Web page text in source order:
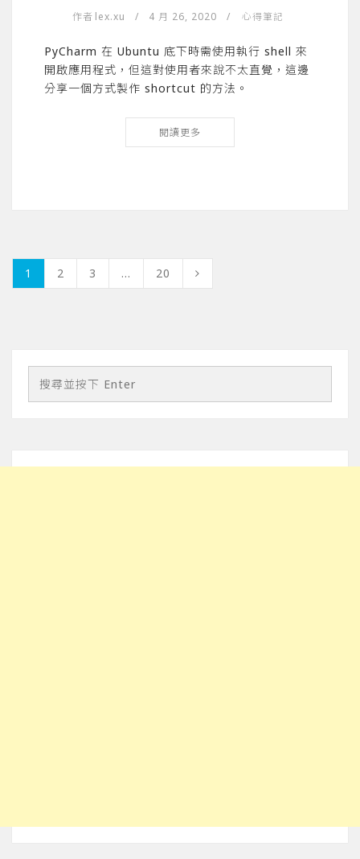
作者 lex.xu / 4 月 26, 2020 / 心得筆記
PyCharm 在 Ubuntu 底下時需使用執行 shell 來
開啟應用程式，但這對使用者來說不太直覺，這邊
分享一個方式製作 shortcut 的方法。
閱讀更多
1 2 3 ... 20